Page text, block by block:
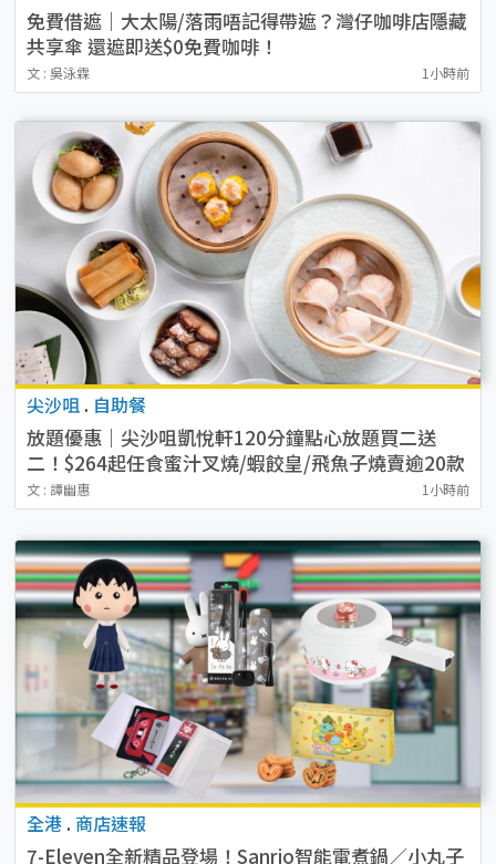
免費借遮｜大太陽/落雨唔記得帶遮？灣仔咖啡店隱藏
共享傘 還遮即送$0免費咖啡！
文 : 吳泳霖 1小時前
尖沙咀 . 自助餐
放題優惠｜尖沙咀凱悅軒120分鐘點心放題買二送
二！$264起任食蜜汁叉燒/蝦餃皇/飛魚子燒賣逾20款
點心
文 : 譚幽惠 1小時前
全港 . 商店速報
7-Eleven全新精品登場！Sanrio智能電煮鍋／小丸子